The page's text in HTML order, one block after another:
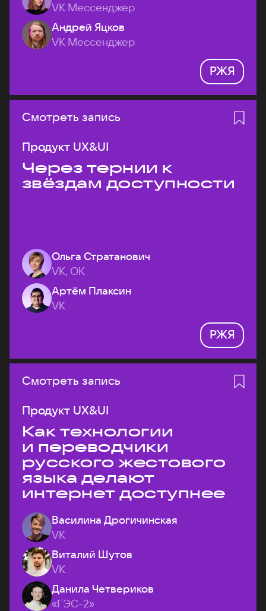
VK Мессенджер
Андрей Яцков
VK Мессенджер
РЖЯ
Смотреть запись
Продукт UX&UI
Через тернии к
звёздам доступности
Ольга Стратанович
VK, ОК
Артём Плаксин
VK
РЖЯ
Смотреть запись
Продукт UX&UI
Как технологии
и переводчики
русского жестового
языка делают
интернет доступнее
Василина Дрогичинская
VK
Виталий Шутов
VK
Данила Четвериков
«ГЭС-2»